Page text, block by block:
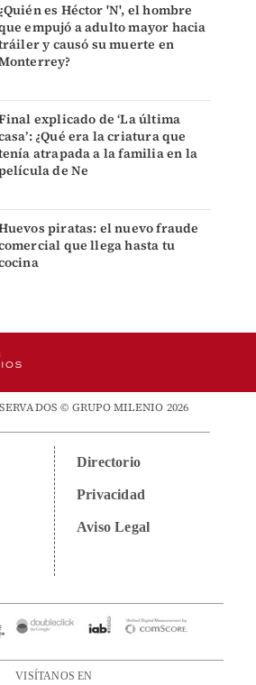
es Héctor 'N', el hombre
empujó a adulto mayor hacia
y causó su muerte en
explicado de ‘La última
¿Qué era la criatura que
atrapada a la familia en la
de Ne
piratas: el nuevo fraude
que llega hasta tu
© GRUPO MILENIO 2026
Directorio
Privacidad
Aviso Legal
VISÍTANOS EN